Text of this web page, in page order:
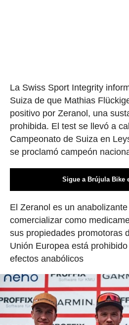
La Swiss Sport Integrity
Suiza de que Mathias
positivo por Zeranol, una
prohibida. El test se llevó a
Campeonato de Suiza en
se proclamó campeón
Sigue a Brújula Bike
El Zeranol es un
comercializar como
sus propiedades promotoras
Unión Europea está
efectos anabólicos